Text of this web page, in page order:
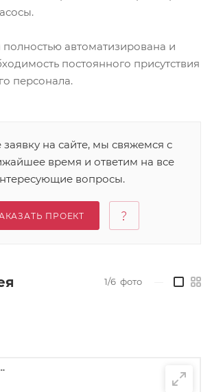
полностью автоматизирована и
постоянного присутствия
персонала.
на сайте, мы свяжемся с
время и ответим на все
вопросы.
ПРОЕКТ
1/6 фото